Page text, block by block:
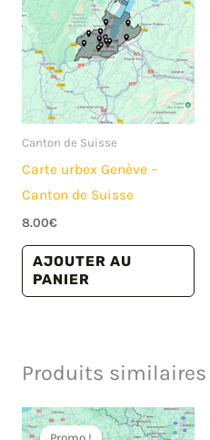
Canton de Suisse
Carte urbex Genève –
Canton de Suisse
8.00€
AJOUTER AU
PANIER
Produits similaires